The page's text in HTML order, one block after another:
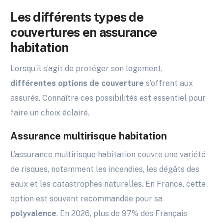
Les différents types de
couvertures en assurance
habitation
Lorsqu’il s’agit de protéger son logement,
différentes options de couverture s’offrent aux
assurés. Connaître ces possibilités est essentiel pour
faire un choix éclairé.
Assurance multirisque habitation
L’assurance multirisque habitation couvre une variété
de risques, notamment les incendies, les dégâts des
eaux et les catastrophes naturelles. En France, cette
option est souvent recommandée pour sa
polyvalence. En 2026, plus de 97% des Français